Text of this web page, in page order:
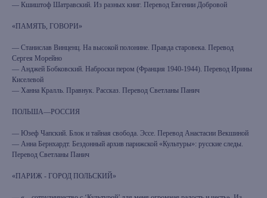
— Кшиштоф Шатравский. Из разных книг. Перевод Евгении Добровой
«ПАМЯТЬ, ГОВОРИ»
— Станислав Винценц. На высокой полонине. Правда старовека. Перевод
Сергея Морейно
— Анджей Бобковский. Наброски пером (Франция 1940-1944). Перевод Ирины
Киселевой
— Ханна Кралль. Правнук. Рассказ. Перевод Светланы Панич
ПОЛЬША—РОССИЯ
— Юзеф Чапский. Блок и тайная свобода. Эссе. Перевод Анастасии Векшиной
— Анна Бернхардт. Бездонный архив парижской «Культуры»: русские следы.
Перевод Светланы Панич
«ПАРИЖ - ГОРОД ПОЛЬСКИЙ»